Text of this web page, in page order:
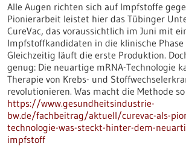
Alle Augen richten sich auf Impfstoffe
Pionierarbeit leistet hier das Tübinger
CureVac, das voraussichtlich im Juni mit
Impfstoffkandidaten in die klinische
Gleichzeitig läuft die erste Produktion.
genug: Die neuartige mRNA-Technologie
Therapie von Krebs- und
revolutionieren. Was macht die Methode
https://www.gesundheitsindustrie-
bw.de/fachbeitrag/aktuell/curevac-als-
technologie-was-steckt-hinter-dem-
impfstoff